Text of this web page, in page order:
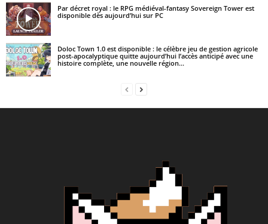
Par décret royal : le RPG médiéval-fantasy Sovereign Tower est
disponible dès aujourd’hui sur PC
Doloc Town 1.0 est disponible : le célèbre jeu de gestion agricole
post-apocalyptique quitte aujourd’hui l’accès anticipé avec une
histoire complète, une nouvelle région...